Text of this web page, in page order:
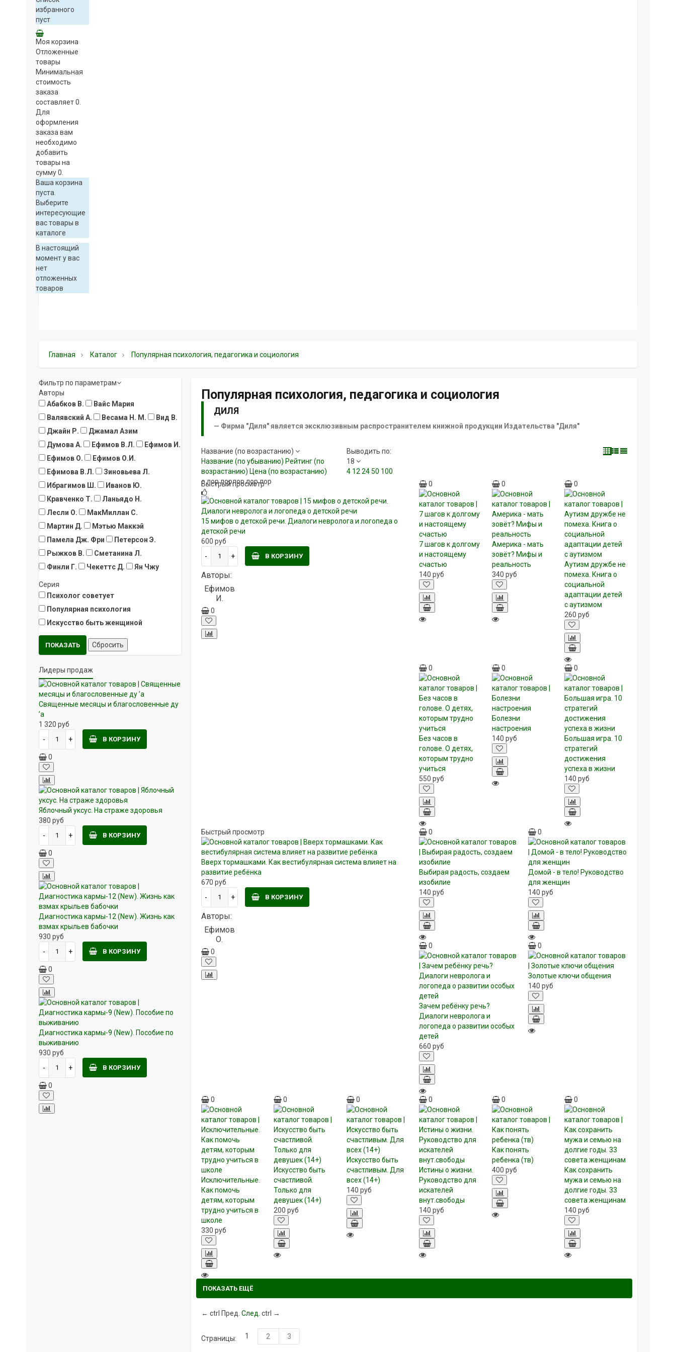
избранного
пуст
Моя корзина
Отложенные
товары
Минимальная
стоимость
заказа
составляет 0.
Для
оформления
заказа вам
необходимо
добавить
товары на
сумму 0.
Ваша корзина
пуста.
Выберите
интересующие
вас товары в
каталоге
В настоящий
момент у вас
нет
отложенных
товаров
Главная Каталог Популярная психология, педагогика и социология
Фильтр по параметрам
Авторы
Абабков В.
Вайс Мария
Валявский А.
Весама Н. М.
Вид В.
Джайн Р.
Джамал Азим
Думова А.
Ефимов В.Л.
Ефимов И.
Ефимов О.
Ефимов О.И.
Ефимова В.Л.
Зиновьева Л.
Ибрагимов Ш.
Иванов Ю.
Кравченко Т.
Ланьядо Н.
Лесли О.
МакМиллан С.
Мартин Д.
Мэтью Маккэй
Памела Дж. Фри
Петерсон Э.
Рыжков В.
Сметанина Л.
Финли Г.
Чекеттс Д. Ян Чжу
Серия
Психолог советует
Популярная психология
Искусство быть женщиной
Лидеры продаж
Священные месяцы и благословенные ду
’а
1 320 руб
В КОРЗИНУ
0
Яблочный уксус. На страже здоровья
380 руб
В КОРЗИНУ
0
Диагностика кармы-12 (New). Жизнь как
взмах крыльев бабочки
930 руб
В КОРЗИНУ
0
Диагностика кармы-9 (New). Пособие по
выживанию
930 руб
В КОРЗИНУ
0
Популярная психология, педагогика и социология
ДИЛЯ
Фирма "Диля" является эксклюзивным распространителем книжной продукции Издательства "Диля"
Название (по возрастанию)
Название (по убыванию) Рейтинг (по
возрастанию) Цена (по возрастанию)
Выводить по:
18
4 12 2450 100
о лор лорлор лор лор
Быстрый просмотр
15 мифов о детской речи. Диалоги невролога и логопеда о
детской речи
600 руб
В КОРЗИНУ
Авторы:
Ефимов
И.
0
0
7 шагов к долгому
и настоящему
счастью
140руб
0
Америка - мать
зовёт? Мифы и
реальность
340 руб
0
Аутизм дружбе не
помеха. Книга о
социальной
адаптации детей
с аутизмом
260руб
0
Без часов в
голове. О детях,
которым трудно
учиться
550руб
0
Болезни
настроения
140 руб
0
Большая игра. 10
стратегий
достижения
успеха в жизни
140руб
Быстрый просмотр
Вверх тормашками. Как вестибулярная система влияет на
развитие ребёнка
670 руб
В КОРЗИНУ
Авторы:
Ефимов
О.
0
0
Выбирая радость, создаем
изобилие
140руб
0
Домой - в тело! Руководство
для женщин
140руб
0
Зачем ребёнку речь?
Диалоги невролога и
логопеда о развитии особых
детей
660руб
0
Золотые ключи общения
140руб
0
Исключительные.
Как помочь
детям, которым
трудно учиться в
школе
330 руб
0
Искусство быть
счастливой.
Только для
девушек (14+)
200руб
0
Искусство быть
счастливым. Для
всех (14+)
140 руб
0
Истины о жизни.
Руководство для
искателей
внут.свободы
140руб
0
Как понять
ребенка (тв)
400 руб
0
Как сохранить
мужа и семью на
долгие годы. 33
совета женщинам
140руб
ПОКАЗАТЬ ЕЩЁ
← ctrl Пред. След. ctrl →
Страницы: 1 2 3